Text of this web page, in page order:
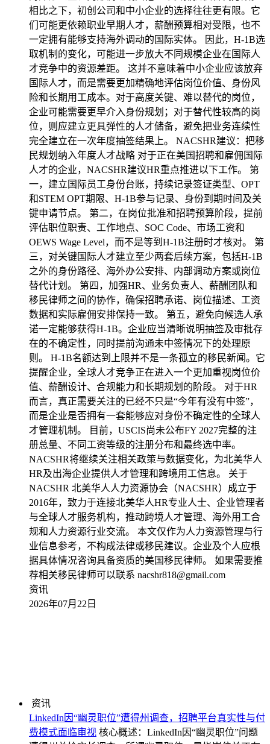
相比之下，初创公司和中小企业的选择往往更有限。它
们可能更依赖职业早期人才，薪酬预算相对受限，也不
一定拥有能够支持海外调动的国际实体。 因此，H-1B选
取机制的变化，可能进一步放大不同规模企业在国际人
才竞争中的资源差距。 这并不意味着中小企业应该放弃
国际人才，而是需要更加精确地评估岗位价值、身份风
险和长期用工成本。对于高度关键、难以替代的岗位，
企业可能需要更早介入身份规划；对于替代性较高的岗
位，则应建立更具弹性的人才储备，避免把业务连续性
完全建立在一次年度抽签结果上。 NACSHR建议：把移
民规划纳入年度人才战略 对于正在美国招聘和雇佣国际
人才的企业，NACSHR建议HR重点推进以下工作。 第
一，建立国际员工身份台账，持续记录签证类型、OPT
和STEM OPT期限、H-1B参与记录、身份到期时间及关
键申请节点。 第二，在岗位批准和招聘预算阶段，提前
评估职位职责、工作地点、SOC Code、市场工资和
OEWS Wage Level，而不是等到H-1B注册时才核对。 第
三，对关键国际人才建立至少两套后续方案，包括H-1B
之外的身份路径、海外办公安排、内部调动方案或岗位
替代计划。 第四，加强HR、业务负责人、薪酬团队和
移民律师之间的协作，确保招聘承诺、岗位描述、工资
数据和实际雇佣安排保持一致。 第五，避免向候选人承
诺一定能够获得H-1B。企业应当清晰说明抽签及审批存
在的不确定性，同时提前沟通未中签情况下的处理原
则。 H-1B名额达到上限并不是一条孤立的移民新闻。它
提醒企业，全球人才竞争正在进入一个更加重视岗位价
值、薪酬设计、合规能力和长期规划的阶段。 对于HR
而言，真正需要关注的已经不只是“今年有没有中签”，
而是企业是否拥有一套能够应对身份不确定性的全球人
才管理机制。 目前，USCIS尚未公布FY 2027完整的注
册总量、不同工资等级的注册分布和最终选中率。
NACSHR将继续关注相关政策与数据变化，为北美华人
HR及出海企业提供人才管理和跨境用工信息。 关于
NACSHR 北美华人人力资源协会（NACSHR）成立于
2016年，致力于连接北美华人HR专业人士、企业管理者
与全球人才服务机构，推动跨境人才管理、海外用工合
规和人力资源行业交流。 本文仅作为人力资源管理与行
业信息参考，不构成法律或移民建议。企业及个人应根
据具体情况咨询具备资质的美国移民律师。 如果需要推
荐相关移民律师可以联系 nacshr818@gmail.com
资讯
2026年07月22日
资讯
LinkedIn因“幽灵职位”遭得州调查，招聘平台真实性与付
费模式面临审视 核心概述：LinkedIn因“幽灵职位”问题